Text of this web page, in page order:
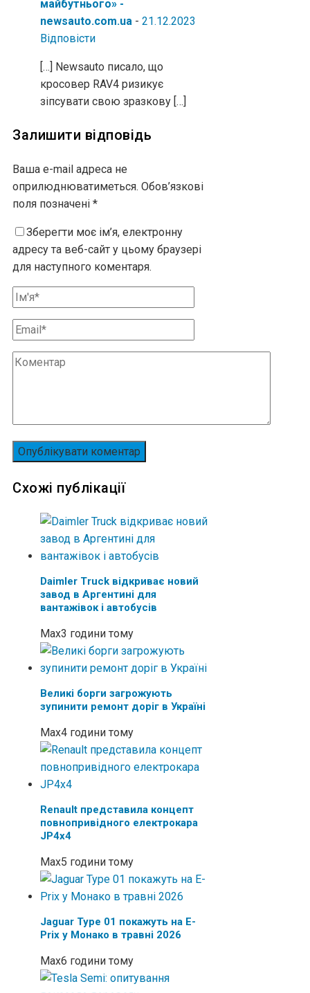
майбутнього» -
newsauto.com.ua - 21.12.2023
Відповіcти
[…] Newsauto писало, що
кросовер RAV4 ризикує
зіпсувати свою зразкову […]
Залишити відповідь
Ваша e-mail адреса не
оприлюднюватиметься. Обов’язкові
поля позначені *
Зберегти моє ім’я, електронну
адресу та веб-сайт у цьому браузері
для наступного коментаря.
Схожі публікації
Daimler Truck відкриває новий
завод в Аргентині для
вантажівок і автобусів
Max3 години тому
Великі борги загрожують
зупинити ремонт доріг в Україні
Max4 години тому
Renault представила концепт
повнопривідного електрокара
JP4x4
Max5 години тому
Jaguar Type 01 покажуть на E-
Prix у Монако в травні 2026
Max6 години тому